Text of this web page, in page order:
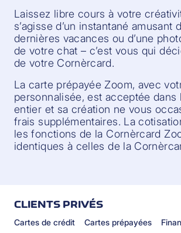
Laissez libre cours à votre
s’agisse d’un instantané amusant
dernières vacances ou d’une
de votre chat – c’est vous qui
de votre Cornèrcard.
La carte prépayée Zoom, avec
personnalisée, est acceptée dans
entier et sa création ne vous
frais supplémentaires. La
les fonctions de la Cornèrcard
identiques à celles de la
CLIENTS PRIVÉS
Cartes de crédit Cartes prépayées